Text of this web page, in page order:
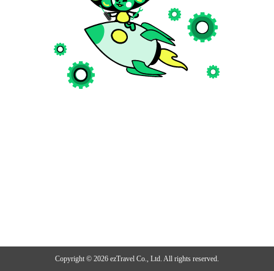
Copyright © 2026 ezTravel Co., Ltd. All rights reserved.